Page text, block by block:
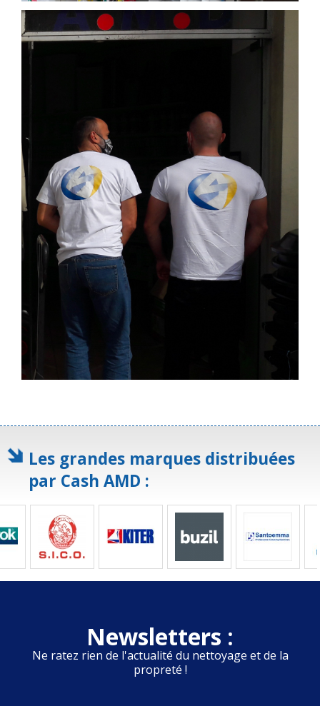
Les grandes marques distribuées
par Cash AMD :
Newsletters :
Ne ratez rien de l'actualité du nettoyage et de la
propreté !